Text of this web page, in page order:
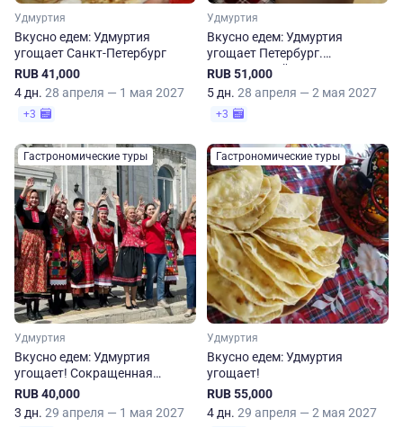
Удмуртия
Вкусно едем: Удмуртия
угощает Санкт-Петербург
RUB 41,000
4 дн. 28 апреля — 1 мая 2027
+3
Удмуртия
Вкусно едем: Удмуртия
угощает Петербург.
Пятидневный тур
RUB 51,000
5 дн. 28 апреля — 2 мая 2027
+3
Гастрономические туры
Удмуртия
Вкусно едем: Удмуртия
угощает! Сокращенная
программа
RUB 40,000
3 дн. 29 апреля — 1 мая 2027
Гастрономические туры
Удмуртия
Вкусно едем: Удмуртия
угощает!
RUB 55,000
4 дн. 29 апреля — 2 мая 2027